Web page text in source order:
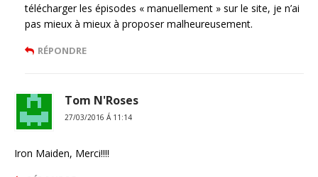
télécharger les épisodes « manuellement » sur le site, je n’ai
pas mieux à mieux à proposer malheureusement.
RÉPONDRE
Tom N'Roses
27/03/2016 Á 11:14
Iron Maiden, Merci!!!!